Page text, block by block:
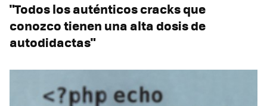
"Todos los auténticos cracks que
conozco tienen una alta dosis de
autodidactas"